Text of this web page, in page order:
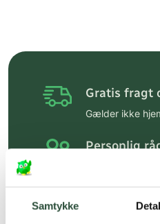
Samtykke
Gratis fragt
Gælder ikke
Personlig
Hurtig